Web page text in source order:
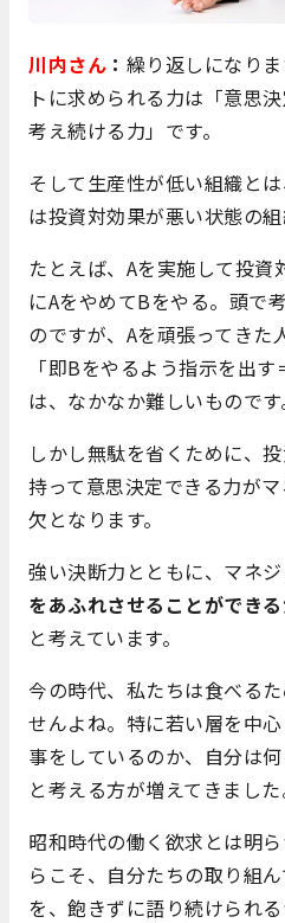
川内さん ： 繰り返しになり
トに求められる力は「意思
考え続ける力」です。
そして生産性が低い組織と
は投資対効果が悪い状態の組
たとえば、Aを実施して投資
にAをやめてBをやる。頭で
のですが、Aを頑張ってきた
「即Bをやるよう指示を出
は、なかなか難しいものです
しかし無駄を省くために、
持って意思決定できる力が
欠となります。
強い決断力とともに、マネ
をあふれさせることができる
と考えています。
今の時代、私たちは食べる
せんよね。特に若い層を中
事をしているのか、自分は
と考える方が増えてきました
昭和時代の働く欲求とは明
らこそ、自分たちの取り組
を、飽きずに語り続けられ